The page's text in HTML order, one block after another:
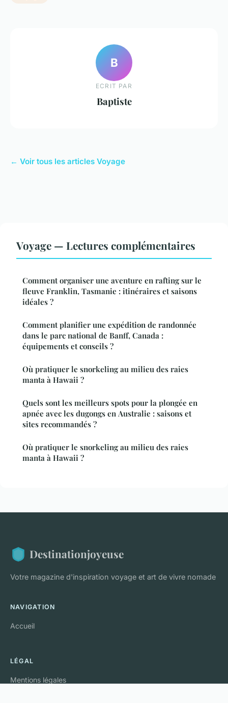
B
ECRIT PAR
Baptiste
← Voir tous les articles Voyage
Voyage — Lectures complémentaires
Comment organiser une aventure en rafting sur le
fleuve Franklin, Tasmanie : itinéraires et saisons
idéales ?
Comment planifier une expédition de randonnée
dans le parc national de Banff, Canada :
équipements et conseils ?
Où pratiquer le snorkeling au milieu des raies
manta à Hawaii ?
Quels sont les meilleurs spots pour la plongée en
apnée avec les dugongs en Australie : saisons et
sites recommandés ?
Où pratiquer le snorkeling au milieu des raies
manta à Hawaii ?
Destinationjoyeuse
Votre magazine d'inspiration voyage et art de vivre nomade
NAVIGATION
Accueil
LÉGAL
Mentions légales